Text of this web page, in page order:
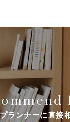
ランナーに直接